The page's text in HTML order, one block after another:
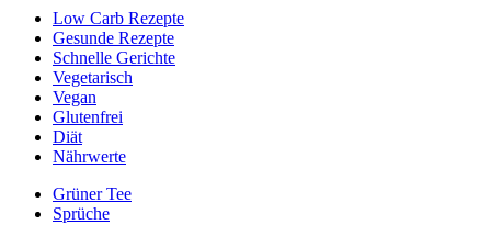
Low Carb Rezepte
Gesunde Rezepte
Schnelle Gerichte
Vegetarisch
Vegan
Glutenfrei
Diät
Nährwerte
Grüner Tee
Sprüche